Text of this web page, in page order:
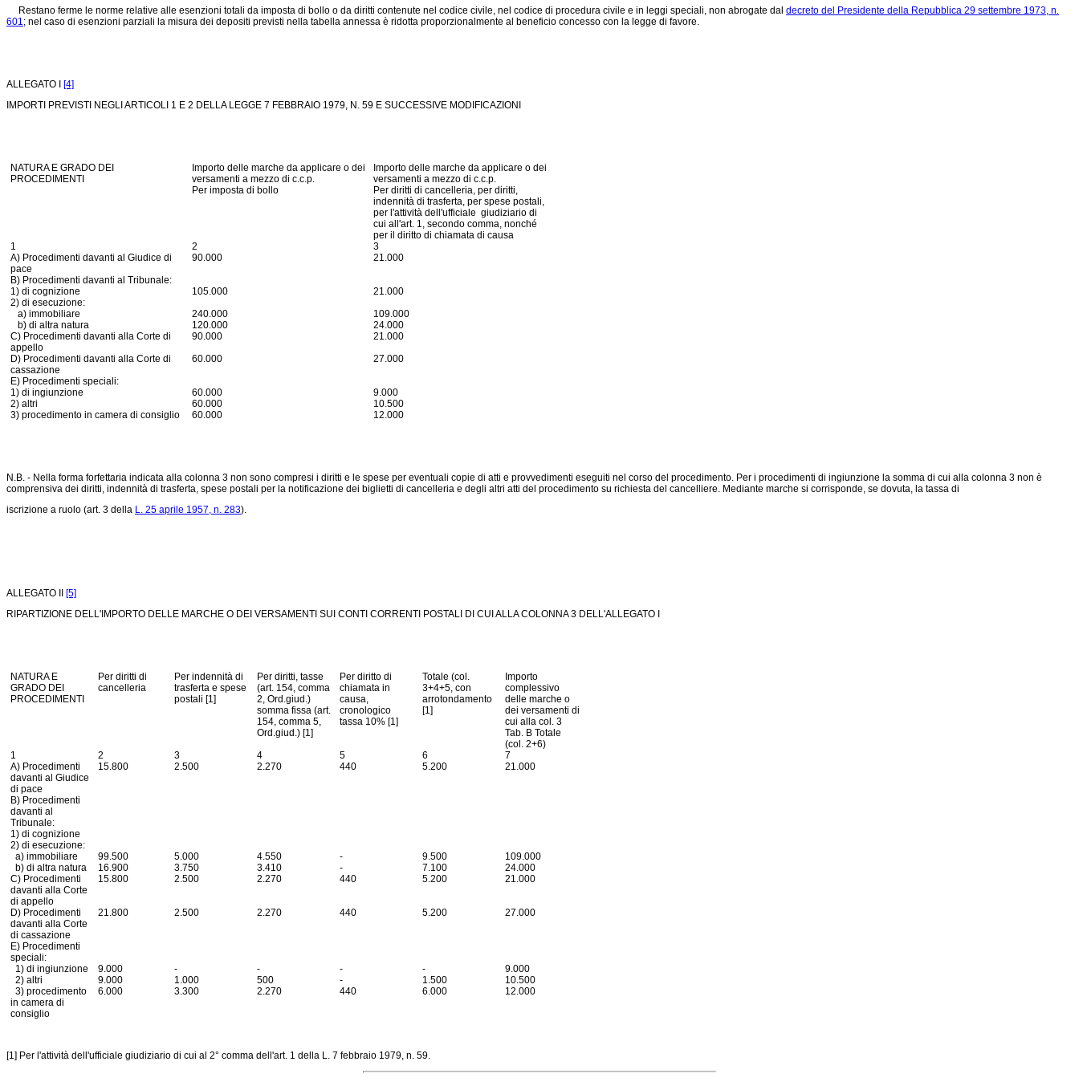
Restano ferme le norme relative alle esenzioni totali da imposta di bollo o da diritti contenute nel codice civile, nel codice di procedura civile e in leggi speciali, non abrogate dal decreto del Presidente della Repubblica 29 settembre 1973, n.
601; nel caso di esenzioni parziali la misura dei depositi previsti nella tabella annessa è ridotta proporzionalmente al beneficio concesso con la legge di favore.
ALLEGATO I [4]
IMPORTI PREVISTI NEGLI ARTICOLI 1 E 2 DELLA LEGGE 7 FEBBRAIO 1979, N. 59 E SUCCESSIVE MODIFICAZIONI
NATURA E GRADO DEI
PROCEDIMENTI
Importo delle marche da applicare o dei
versamenti a mezzo di c.c.p.
Importo delle marche da applicare o dei
versamenti a mezzo di c.c.p.
Per imposta di bollo
Per diritti di cancelleria, per diritti,
indennità di trasferta, per spese postali,
per l'attività dell'ufficiale giudiziario di
cui all'art. 1, secondo comma, nonché
per il diritto di chiamata di causa
1
2
3
A) Procedimenti davanti al Giudice di
pace
90.000
21.000
B) Procedimenti davanti al Tribunale:
1) di cognizione
105.000
21.000
2) di esecuzione:
a) immobiliare
240.000
109.000
b) di altra natura
120.000
24.000
C) Procedimenti davanti alla Corte di
appello
90.000
21.000
D) Procedimenti davanti alla Corte di
cassazione
60.000
27.000
E) Procedimenti speciali:
1) di ingiunzione
60.000
9.000
2) altri
60.000
10.500
3) procedimento in camera di consiglio
60.000 12.000
N.B. - Nella forma forfettaria indicata alla colonna 3 non sono compresi i diritti e le spese per eventuali copie di atti e provvedimenti eseguiti nel corso del procedimento. Per i procedimenti di ingiunzione la somma di cui alla colonna 3 non è
comprensiva dei diritti, indennità di trasferta, spese postali per la notificazione dei biglietti di cancelleria e degli altri atti del procedimento su richiesta del cancelliere. Mediante marche si corrisponde, se dovuta, la tassa di
iscrizione a ruolo (art. 3 della L. 25 aprile 1957, n. 283).
ALLEGATO II [5]
RIPARTIZIONE DELL'IMPORTO DELLE MARCHE O DEI VERSAMENTI SUI CONTI CORRENTI POSTALI DI CUI ALLA COLONNA 3 DELL'ALLEGATO I
NATURA E
GRADO DEI
PROCEDIMENTI
Per diritti di
cancelleria
Per indennità di
trasferta e spese
postali [1]
Per diritti, tasse
(art. 154, comma
2, Ord.giud.)
somma fissa (art.
154, comma 5,
Ord.giud.) [1]
Per diritto di
chiamata in
causa,
cronologico
tassa 10% [1]
Totale (col.
3+4+5, con
arrotondamento
[1]
Importo
complessivo
delle marche o
dei versamenti di
cui alla col. 3
Tab. B Totale
(col. 2+6)
1
2 3 4 5 6
7
A) Procedimenti
davanti al Giudice
di pace
15.800 2.500 2.270 440 5.200 21.000
B) Procedimenti
davanti al
Tribunale:
1) di cognizione
2) di esecuzione:
a) immobiliare
99.500 5.000 4.550 - 9.500
109.000
b) di altra natura
16.900 3.750 3.410 - 7.100
24.000
C) Procedimenti
davanti alla Corte
di appello
15.800 2.500 2.270 440 5.200 21.000
D) Procedimenti
davanti alla Corte
di cassazione
21.800 2.500 2.270 440 5.200 27.000
E) Procedimenti
speciali:
1) di ingiunzione
9.000 - - - -
9.000
2) altri
9.000 1.000 500 - 1.500
10.500
3) procedimento
in camera di
consiglio
6.000 3.300 2.270 440 6.000 12.000
[1] Per l'attività dell'ufficiale giudiziario di cui al 2° comma dell'art. 1 della L. 7 febbraio 1979, n. 59.